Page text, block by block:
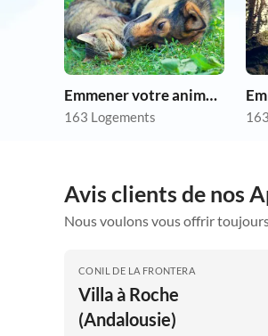
Emmener votre animal en vacances
163 Logements
Avis clients de nos
Nous voulons vous offrir
CONIL DE LA FRONTERA
Villa à Roche
(Andalousie)